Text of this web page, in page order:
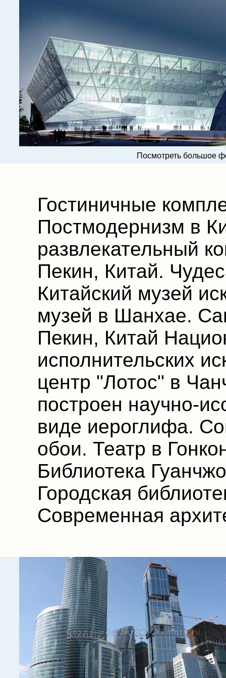
Посмотреть большое
Гостиничные
Постмодернизм в
развлекательный
Пекин, Китай.
Китайский музей
музей в Шанхае.
Пекин, Китай
исполнительских
центр "Лотос" в
построен научно-
виде иероглифа.
обои. Театр в
Библиотека
Городская
Современная